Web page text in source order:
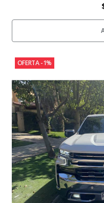
OFERTA -1%